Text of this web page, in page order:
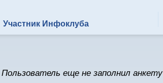
Участник Инфоклуба
Пользователь еще не заполнил анкету